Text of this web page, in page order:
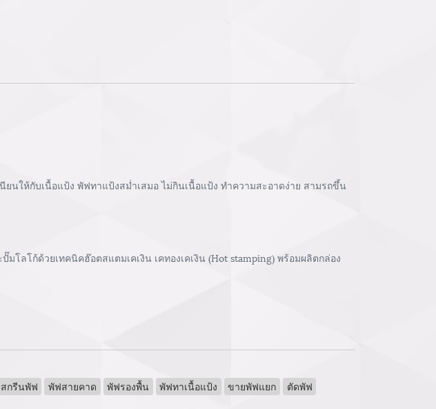
นให้กับเนื้อแป้ง พัฟทาแป้งสม่ำเสมอ ไม่กินเนื้อแป้ง ทำความสะอาดง่าย สามรถขึ้น
ลโก้ด้วยเทคนิคฮ๊อตสแตมเคเงิน เคทองเคเงิน (Hot stamping) พร้อมผลิตกล่อง
สกรีนพัฟ พัฟสายคาด พัฟรองพื้น พัฟทาเนื้อแป้ง ขายพัฟแยก
ตัดพัฟ